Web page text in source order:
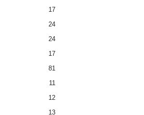
17
24
24
17
81
11
12
13